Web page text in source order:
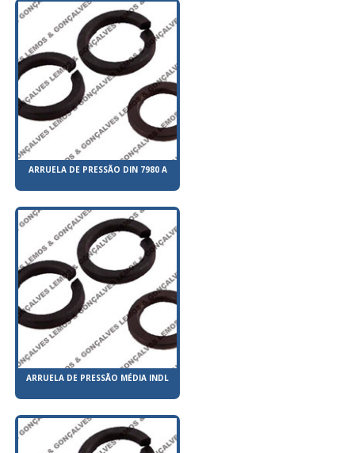
ARRUELA DE PRESSÃO DIN 7980 A
ARRUELA DE PRESSÃO MÉDIA INDL